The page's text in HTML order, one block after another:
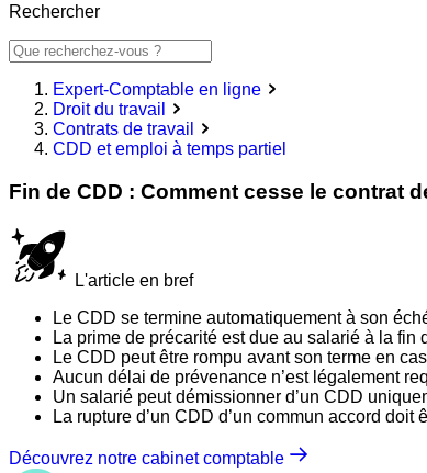
Rechercher
Expert-Comptable en ligne
Droit du travail
Contrats de travail
CDD et emploi à temps partiel
Fin de CDD : Comment cesse le contrat
L'article en bref
Le CDD se termine automatiquement à son
La prime de précarité est due au salarié à la
Le CDD peut être rompu avant son terme en
Aucun délai de prévenance n’est légalement
Un salarié peut démissionner d’un CDD
La rupture d’un CDD d’un commun accord
Découvrez notre cabinet comptable